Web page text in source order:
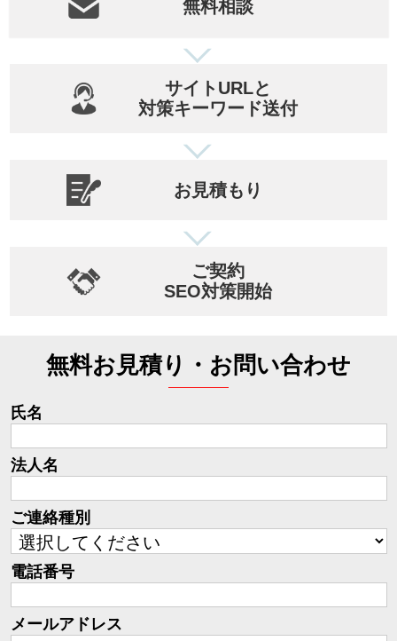
無料相談
サイトURLと
対策キーワード送付
お見積もり
ご契約
SEO対策開始
無料お見積り・お問い合わせ
氏名
法人名
ご連絡種別
電話番号
メールアドレス